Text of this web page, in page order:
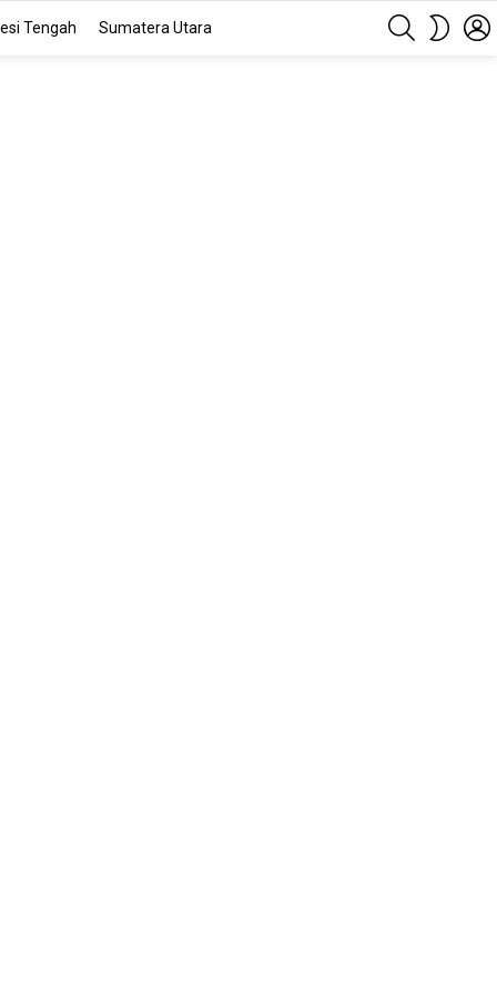
Tengah Sumatera Utara
SEARCH
SKIN